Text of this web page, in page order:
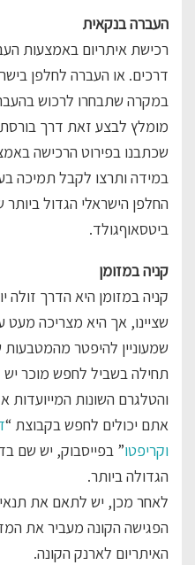
העברה בנקאית
רכישת איתריום באמצעות
דרכים. או העברה לחלפן
במקרה שתבחרו לרכוש
מומלץ לבצע זאת דרך
שכתבנו בפירוט הרכישה
במידה ותרצו לקבל תמיכה
החלפן הישראלי הגדול
ביטסאוףגולד.
קניה במזומן
קניה במזומן היא הדרך זולה
שציינו, אך היא מצריכה
שמעוניין להיפטר מהמטבעות
תחילה בשביל לחפש מוכר יש
והטלגרם השונות המייועדות
אתם יכולים לחפש בקבוצת “
וקריפטו” בפייסבוק, יש שם
הגדולה ביותר.
לאחר מכן, יש לתאם את
הפגישה הקונה מעביר את
האיתריום לארנק הקונה.